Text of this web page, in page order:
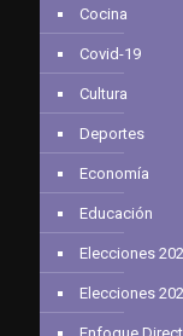
Cocina
Covid-19
Cultura
Deportes
Economía
Educación
Elecciones
Elecciones